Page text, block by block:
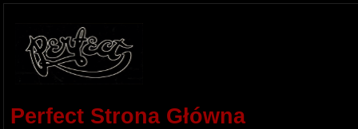
Perfect Strona Główna